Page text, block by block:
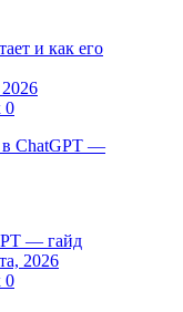
и как его
2026
0
— гайд
2026
0